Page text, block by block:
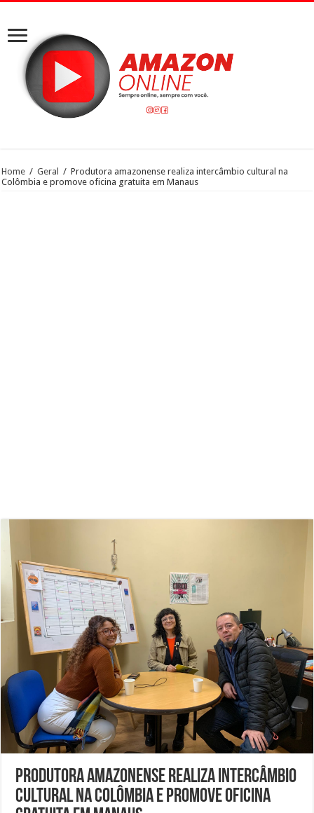
Home / Geral / Produtora amazonense realiza intercâmbio cultural na
Colômbia e promove oficina gratuita em Manaus
Produtora amazonense realiza intercâmbio
cultural na Colômbia e promove oficina